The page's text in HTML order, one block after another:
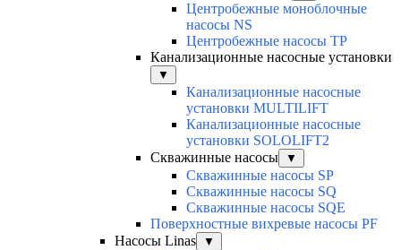
Центробежные моноблочные
насосы NS
Центробежные насосы TP
Канализационные насосные установки
▼
Канализационные насосные
установки MULTILIFT
Канализационные насосные
установки SOLOLIFT2
Скважинные насосы
▼
Скважинные насосы SP
Скважинные насосы SQ
Скважинные насосы SQE
Поверхностные вихревые насосы PF
Насосы Linas
▼